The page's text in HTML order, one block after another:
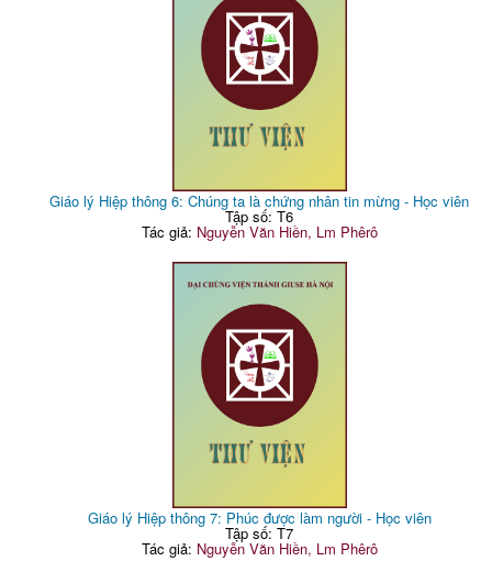
Giáo lý Hiệp thông 6: Chúng ta là chứng nhân tin mừng - Học viên
Tập số: T6
Tác giả: Nguyễn Văn Hiền, Lm Phêrô
Giáo lý Hiệp thông 7: Phúc được làm người - Học viên
Tập số: T7
Tác giả: Nguyễn Văn Hiền, Lm Phêrô